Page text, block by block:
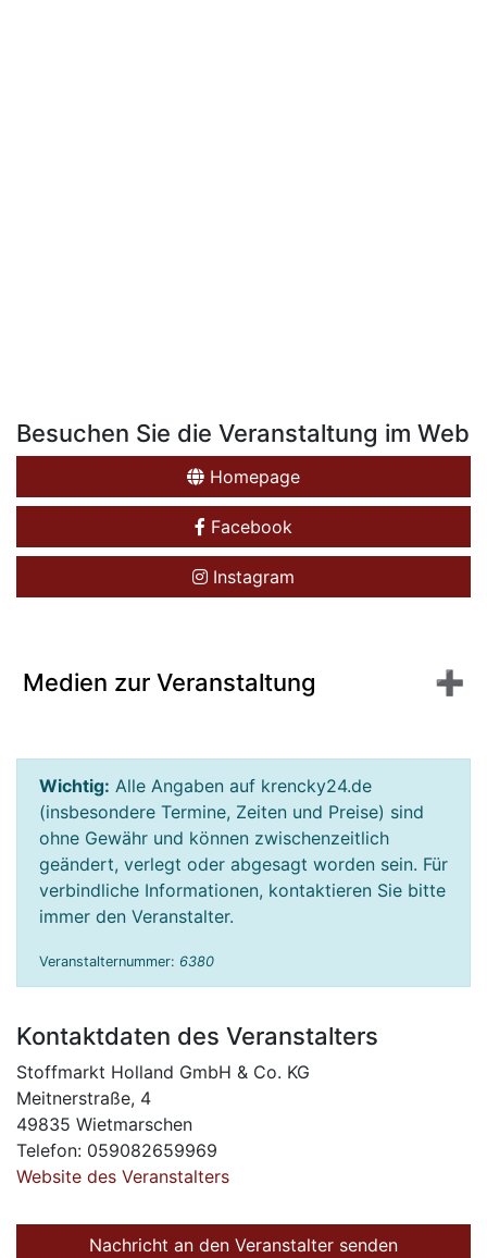
Besuchen Sie die Veranstaltung im Web
Homepage
Facebook
Instagram
Medien zur Veranstaltung
Wichtig: Alle Angaben auf krencky24.de
(insbesondere Termine, Zeiten und Preise) sind
ohne Gewähr und können zwischenzeitlich
geändert, verlegt oder abgesagt worden sein. Für
verbindliche Informationen, kontaktieren Sie bitte
immer den Veranstalter.
Veranstalternummer: 6380
Kontaktdaten des Veranstalters
Stoffmarkt Holland GmbH & Co. KG
Meitnerstraße, 4
49835 Wietmarschen
Telefon: 059082659969
Website des Veranstalters
Nachricht an den Veranstalter senden